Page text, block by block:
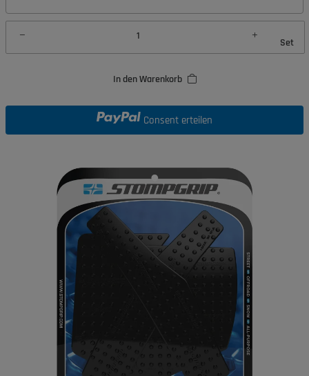
Set
In den Warenkorb
Consent erteilen